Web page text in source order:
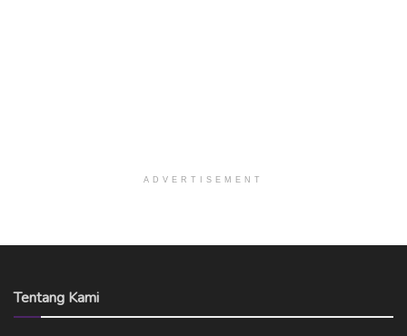
ADVERTISEMENT
Tentang Kami